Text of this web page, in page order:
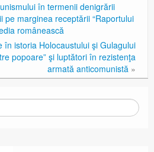
în termenii denigrării
pe marginea receptării “Raportului
românească
în istoria Holocaustului şi Gulagului
popoare” şi luptători în rezistenţa
armată anticomunistă »